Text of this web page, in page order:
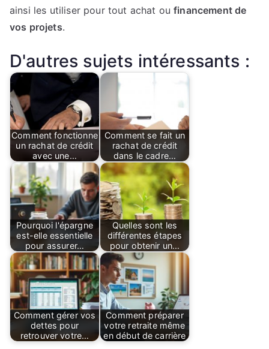
ainsi les utiliser pour tout achat oufinancement de
vos projets.
D'autres sujets intéressants :
Comment fonctionne
un rachat de crédit
avec une…
Comment se fait un
rachat de crédit
dans le cadre…
Pourquoi l'épargne
est-elle essentielle
pour assurer…
Quelles sont les
différentes étapes
pour obtenir un…
Comment gérer vos
dettes pour
retrouver votre…
Comment préparer
votre retraite même
en début de carrière